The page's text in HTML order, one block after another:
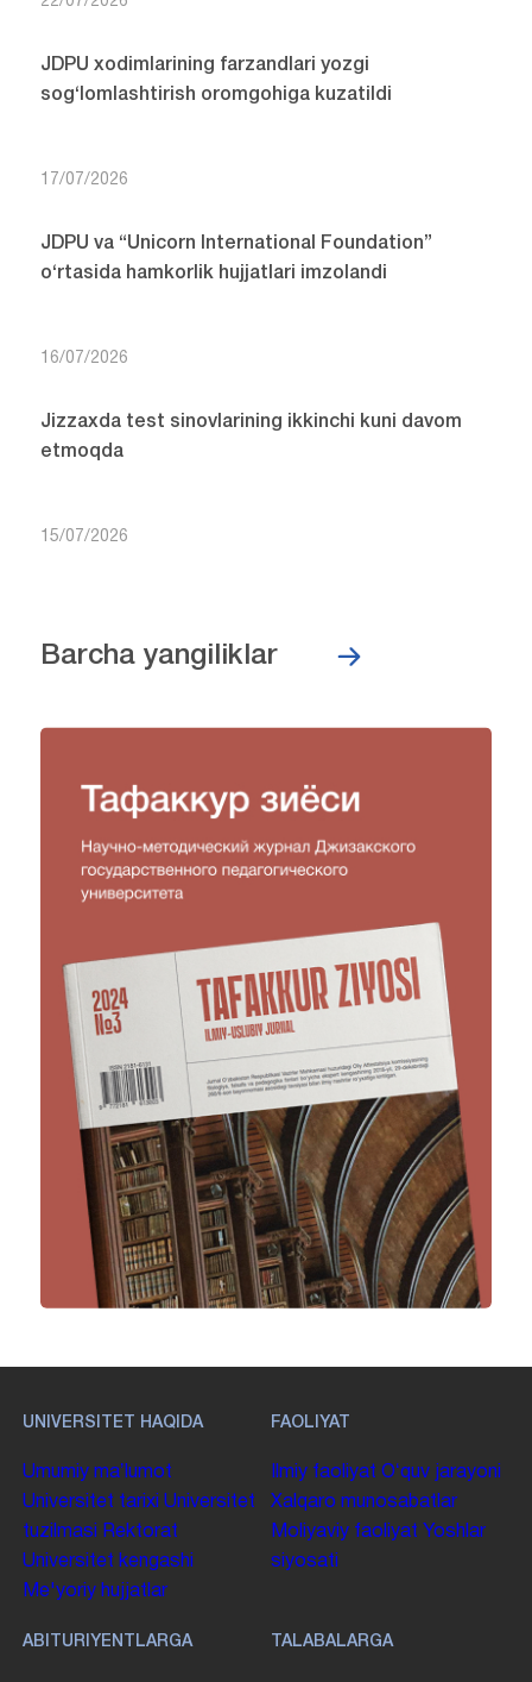
JDPU xodimlarining farzandlari yozgi
sog‘lomlashtirish oromgohiga kuzatildi
17/07/2026
JDPU va “Unicorn International Foundation”
o‘rtasida hamkorlik hujjatlari imzolandi
16/07/2026
Jizzaxda test sinovlarining ikkinchi kuni davom
etmoqda
15/07/2026
Barcha yangiliklar
UNIVERSITET HAQIDA
Umumiy maʼlumot
Universitet tarixi Universitet
tuzilmasi
Rektorat
Universitet kengashi
Me'yoriy hujjatlar
FAOLIYAT
Ilmiy faoliyat Oʻquv jarayoni
Xalqaro munosabatlar
Moliyaviy faoliyat Yoshlar
siyosati
ABITURIYENTLARGA TALABALARGA